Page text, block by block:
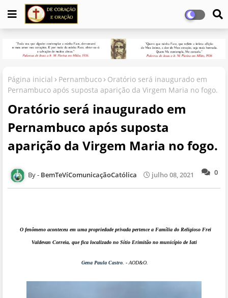
Página inicial Pernambuco
Oratório será inaugurado em
Pernambuco após suposta aparição da Virgem Maria no fogo.
Oratório será inaugurado em
Pernambuco após suposta
aparição da Virgem Maria no fogo.
0
BemTeVíComunicaçãoCatólica julho 08, 2021
O fenômeno aconteceu em uma propriedade privada pertence a Família do Religioso Frei
Valdevan Correia, que fica localizado no Sítio Erimitão no município de Iati
Gena Paula Castro . - AOD&O.